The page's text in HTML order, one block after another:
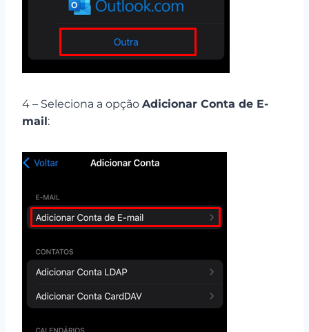
4 – Seleciona a opção Adicionar Conta de E-
mail: